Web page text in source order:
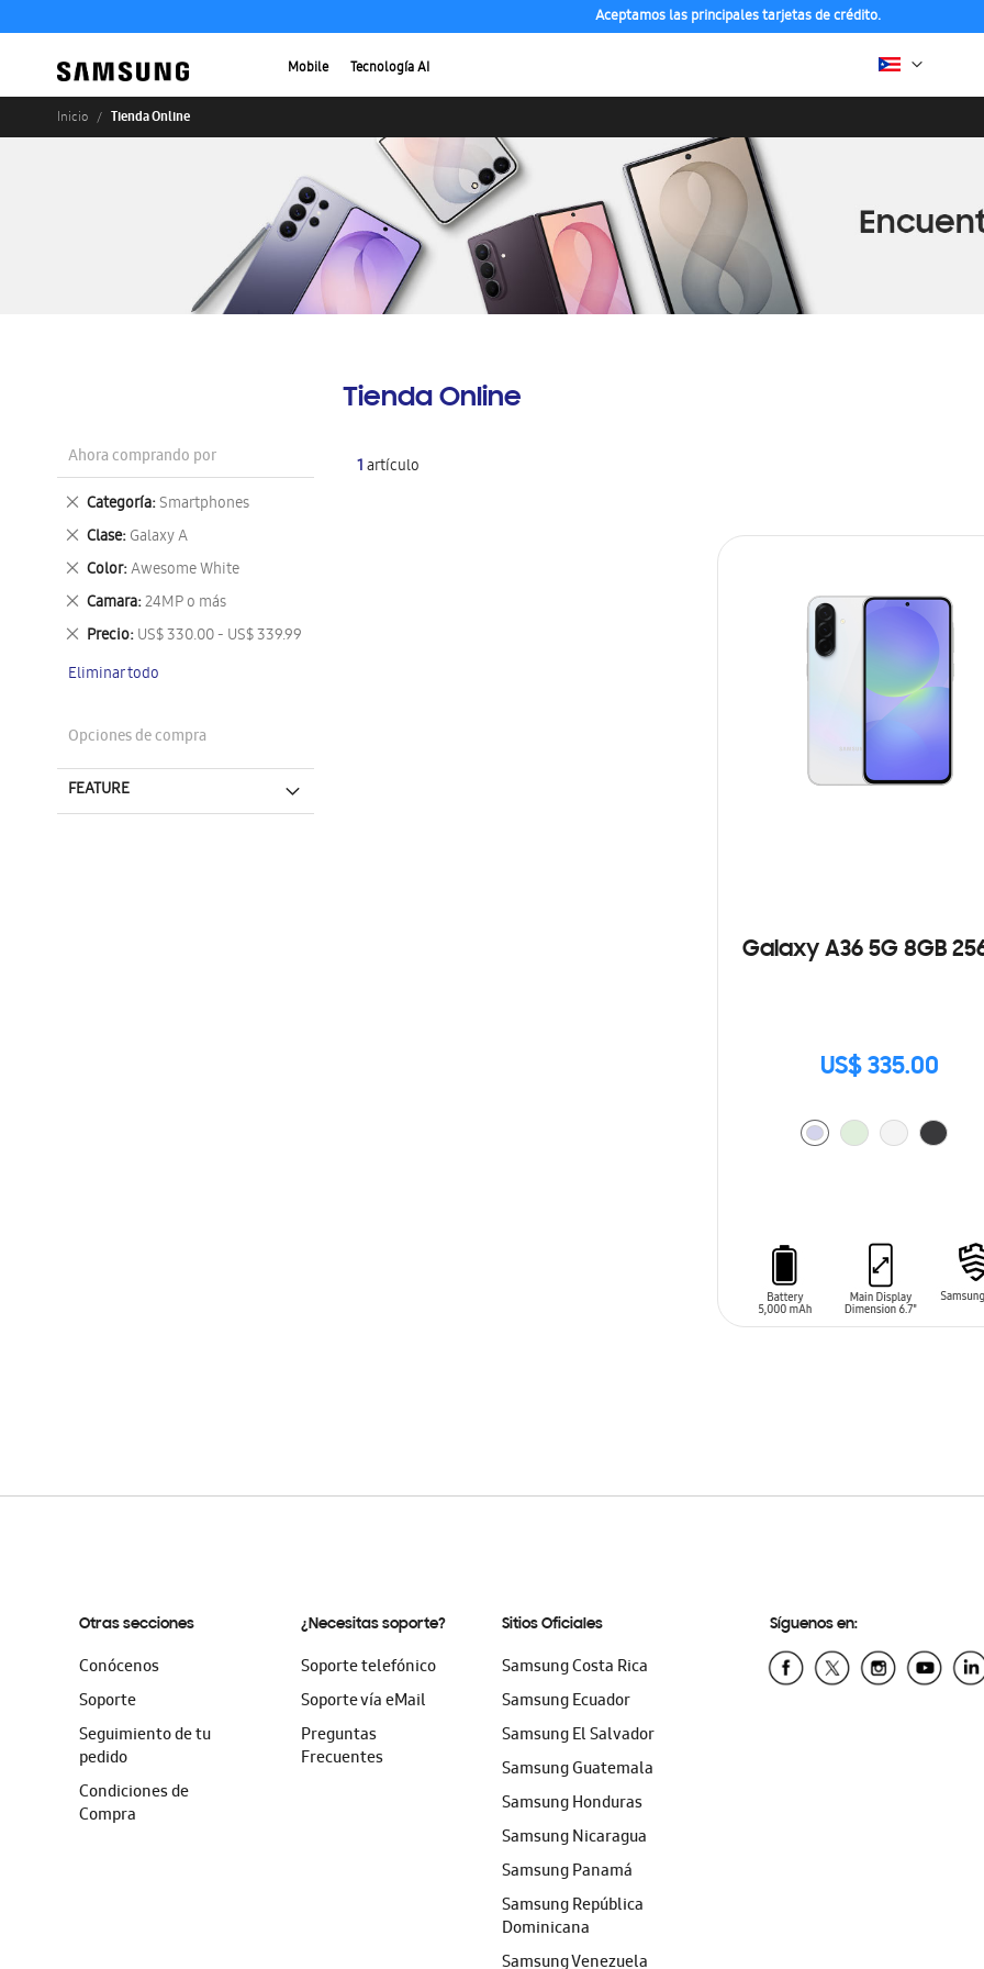
Aceptamos las principales tarjetas de crédito.
Mobile Tecnología AI
Inicio Tienda Online
Tienda Online
1artículo
Galaxy A36 5G 8GB
US$ 335.00
Ahora comprando por
Categoría Smartphones
Eliminar
este
artículo
Clase Galaxy A
Eliminar
este
artículo
Color Awesome White
Eliminar
este
artículo
Camara 24MP o más
Eliminar
este
artículo
Precio US$ 330.00 - US$ 339.99
Eliminar
artículo
Eliminar todo
Opciones de compra
FEATURE
Otras secciones
Conócenos
Soporte
Seguimiento de tu
pedido
Condiciones de
Compra
¿Necesitas soporte?
Soporte telefónico
Soporte vía eMail
Preguntas
Frecuentes
Sitios Oficiales
Samsung Costa Rica
Samsung Ecuador
Samsung El Salvador
Samsung Guatemala
Samsung Honduras
Samsung Nicaragua
Samsung Panamá
Samsung República
Dominicana
Samsung Venezuela
Síguenos en: